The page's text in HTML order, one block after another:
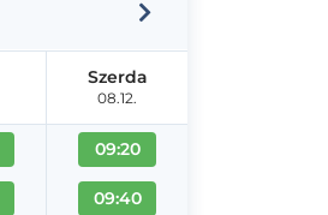
Szerda
08.12.
09:20
09:40